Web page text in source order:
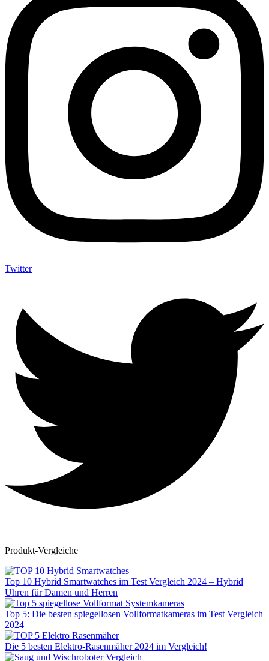
Twitter
Produkt-Vergleiche
Top 10 Hybrid Smartwatches im Test Vergleich 2024 – Hybrid
Uhren für Damen und Herren
Top 5: Die besten spiegellosen Vollformatkameras im Test Vergleich
2024
Die 5 besten Elektro-Rasenmäher 2024 im Vergleich!